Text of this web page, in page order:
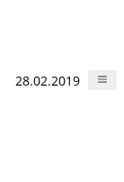
28.02.2019